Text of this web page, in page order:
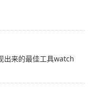
出来的最佳工具watch